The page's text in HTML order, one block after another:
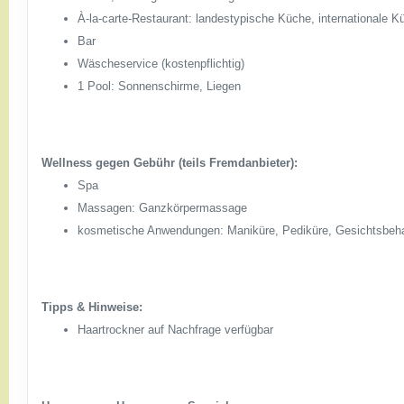
À-la-carte-Restaurant: landestypische Küche, internationale
Bar
Wäscheservice (kostenpflichtig)
1 Pool: Sonnenschirme, Liegen
Wellness gegen Gebühr (teils Fremdanbieter):
Spa
Massagen: Ganzkörpermassage
kosmetische Anwendungen: Maniküre, Pediküre,
Tipps & Hinweise:
Haartrockner auf Nachfrage verfügbar